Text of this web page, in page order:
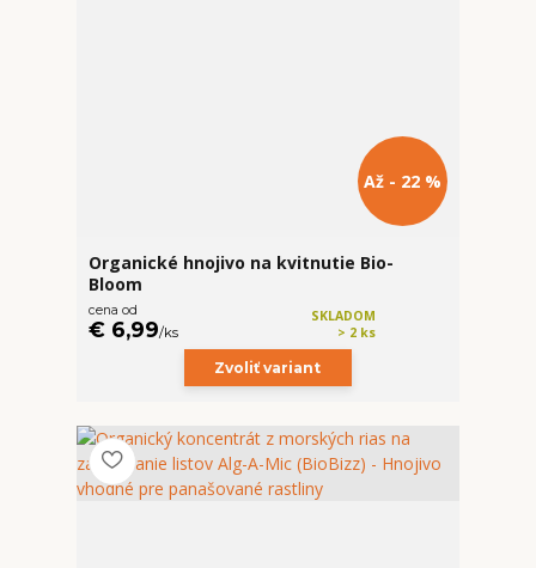
Až - 22 %
Organické hnojivo na kvitnutie Bio-
Bloom
cena od
€ 6,99/ks
SKLADOM
> 2 ks
Zvoliť variant